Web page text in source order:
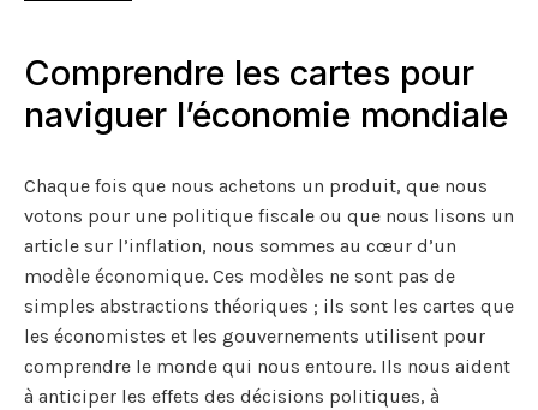
Comprendre les cartes pour
naviguer l’économie mondiale
Chaque fois que nous achetons un produit, que nous
votons pour une politique fiscale ou que nous lisons un
article sur l’inflation, nous sommes au cœur d’un
modèle économique. Ces modèles ne sont pas de
simples abstractions théoriques ; ils sont les cartes que
les économistes et les gouvernements utilisent pour
comprendre le monde qui nous entoure. Ils nous aident
à anticiper les effets des décisions politiques, à